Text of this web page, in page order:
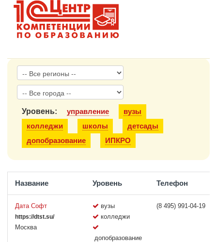
1С:Образование
Образовательные программы
Уровень: управление
вузы
колледжи
школы
детсады
допобразование
ИПКРО
Название Уровень Телефон
Дата Софт
https://dtst.su/
Москва
вузы
колледжи
допобразование
(8 495) 991-04-19